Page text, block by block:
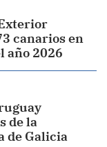
canarios en
año 2026
de la
de Galicia